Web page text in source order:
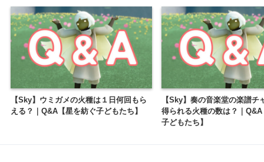
【Sky】ウミガメの火種は１日何回もら
える？｜Q&A【星を紡ぐ子どもたち】
【Sky】奏の音楽堂の楽譜チ
得られる火種の数は？｜
子どもたち】